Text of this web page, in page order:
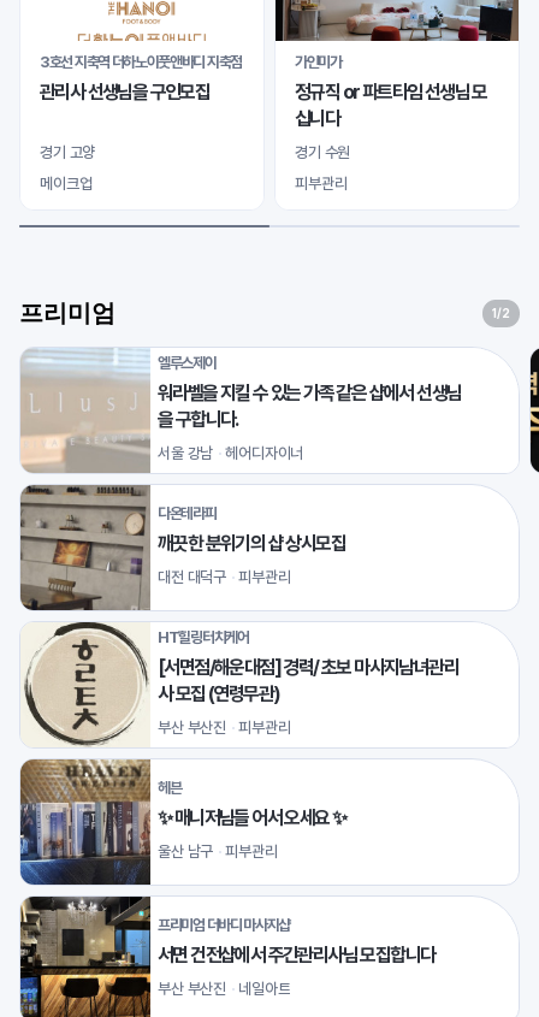
3호선 지축역 더하노이풋앤바디 지축점
관리사 선생님을 구인모집
경기 고양
메이크업
가인미가
정규직 or 파트타임 선생님 모
십니다
경기 수원
피부관리
프리미엄 1/2
엘루스제이
워라벨을 지킬 수 있는 가족 같은 샵에서 선생님
을 구합니다.
서울 강남 헤어디자이너
다온테라피
깨끗한 분위기의 샵 상시모집
대전 대덕구 피부관리
HT힐링터치케어
[서면점/해운대점] 경력/ 초보 마사지남녀관리
사 모집 (연령무관)
부산 부산진 피부관리
헤븐
✨ 매니저님들 어서 오세요 ✨
울산 남구 피부관리
프리미엄 더바디 마사지샵
서면 건전샵에서 주간관리사님 모집합니다
부산 부산진 네일아트